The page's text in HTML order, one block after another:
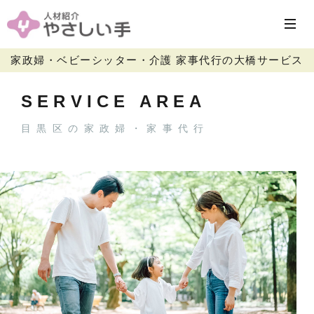
家政婦・ベビーシッター・介護 家事代行の大橋サービス
SERVICE AREA
目黒区の家政婦・家事代行